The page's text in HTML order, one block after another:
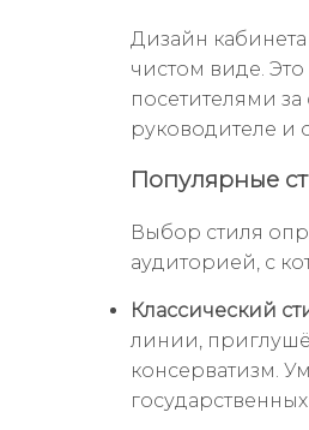
Дизайн
чистом виде.
посетителями
руководителе и
Популярные
Выбор стиля
аудиторией, с
Классический
линии,
консерватизм.
государственных